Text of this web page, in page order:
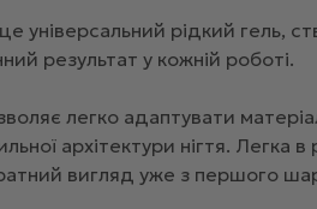
рідкий гель,
результат у кожній роботі.
легко адаптувати
архітектури нігтя. Легка
вигляд уже з першого